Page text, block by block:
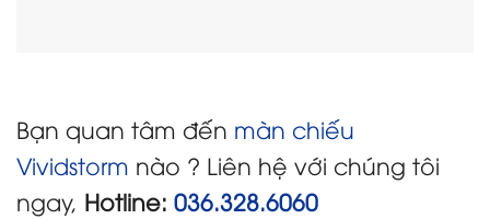
Bạn quan tâm đến màn chiếu
Vividstorm nào ? Liên hệ với chúng tôi
ngay, Hotline: 036.328.6060